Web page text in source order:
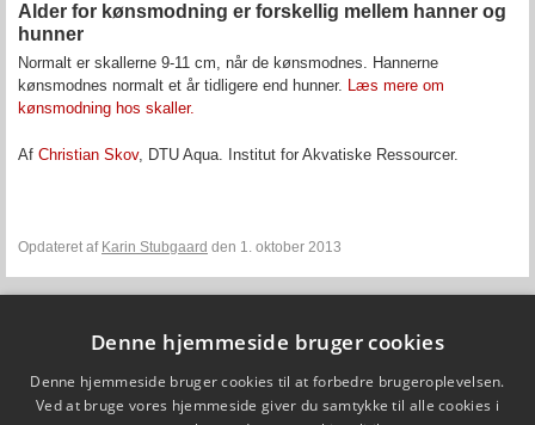
Alder for kønsmodning er forskellig mellem hanner og
hunner
Normalt er skallerne 9-11 cm, når de kønsmodnes. Hannerne
kønsmodnes normalt et år tidligere end hunner. Læs mere om
kønsmodning hos skaller.
Af Christian Skov, DTU Aqua. Institut for Akvatiske Ressourcer.
Opdateret af Karin Stubgaard den 1. oktober 2013
DTU Aqua - Institut for Akvatiske Ressourcer
Vejlsøvej 39
8600 Silkeborg
Denne hjemmeside bruger cookies
Denne hjemmeside bruger cookies til at forbedre brugeroplevelsen.
Ved at bruge vores hjemmeside giver du samtykke til alle cookies i